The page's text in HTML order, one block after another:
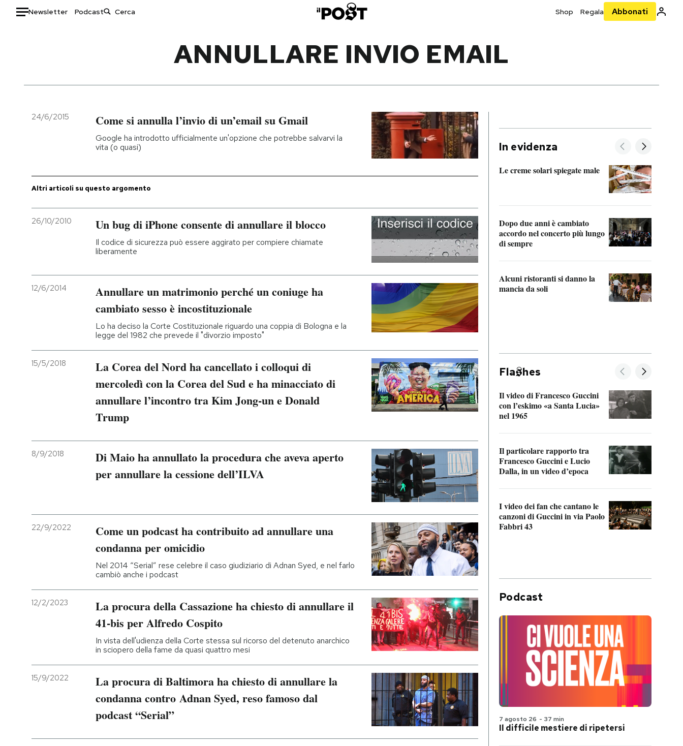
Newsletter Podcast Shop Regala Abbonati
Italia
Politica
Economia
Moda
Ok Boomer!
Altrecose
SHOP
AREA PERSONALE
ANNULLARE INVIO EMAIL
24/6/2015 Come si annulla l’invio di un’email su Gmail
Google ha introdotto ufficialmente un'opzione che potrebbe salvarvi la
vita (o quasi)
Altri articoli su questo argomento
26/10/2010 Un bug di iPhone consente di annullare il blocco
Il codice di sicurezza può essere aggirato per compiere chiamate
liberamente
12/6/2014
Annullare un matrimonio perché un coniuge ha
cambiato sesso è incostituzionale
Lo ha deciso la Corte Costituzionale riguardo una coppia di Bologna e la
legge del 1982 che prevede il "divorzio imposto"
15/5/2018
La Corea del Nord ha cancellato i colloqui di
mercoledì con la Corea del Sud e ha minacciato di
annullare l’incontro tra Kim Jong-un e Donald
Trump
8/9/2018
Di Maio ha annullato la procedura che aveva aperto
per annullare la cessione dell’ILVA
22/9/2022
Come un podcast ha contribuito ad annullare una
condanna per omicidio
Nel 2014 “Serial” rese celebre il caso giudiziario di Adnan Syed, e nel farlo
cambiò anche i podcast
12/2/2023
La procura della Cassazione ha chiesto di annullare il
41-bis per Alfredo Cospito
In vista dell'udienza della Corte stessa sul ricorso del detenuto anarchico
in sciopero della fame da quasi quattro mesi
15/9/2022
La procura di Baltimora ha chiesto di annullare la
condanna contro Adnan Syed, reso famoso dal
podcast “Serial”
In evidenza
Le creme solari spiegate male
Dopo due anni è cambiato
accordo nel concerto più lungo
di sempre
Alcuni ristoranti si danno la
mancia da soli
Fla hes
Il video di Francesco Guccini
con l’eskimo «a Santa Lucia»
nel 1965
Il particolare rapporto tra
Francesco Guccini e Lucio
Dalla, in un video d’epoca
I video dei fan che cantano le
canzoni di Guccini in via Paolo
Fabbri 43
Podcast
7 agosto 26 - 37 min
Il difficile mestiere di ripetersi